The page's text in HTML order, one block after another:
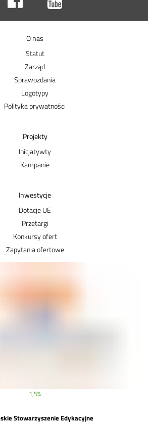
O nas
Statut
Zarząd
Sprawozdania
Logotypy
Polityka prywatności
Projekty
Inicjatywty
Kampanie
Inwestycje
Dotacje UE
Przetargi
Konkursy ofert
Zapytania ofertowe
1,5%
Stowarzyszenie Edykacyjne